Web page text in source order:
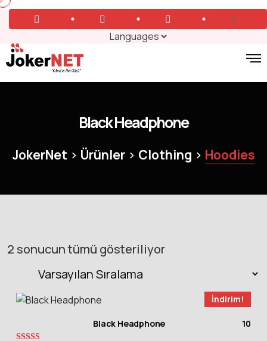
Black Headphone
JokerNet > Ürünler> Clothing > Hoodies
2 sonucun tümü gösteriliyor
İndirim!
Black Headphone 10